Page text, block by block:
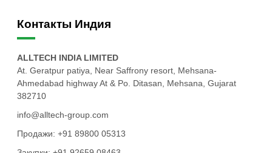
Контакты Индия
ALLTECH INDIA LIMITED
At. Geratpur patiya, Near Saffrony resort, Mehsana-
Ahmedabad highway At & Po. Ditasan, Mehsana, Gujarat
382710
info@alltech-group.com
Продажи: +91 89800 05313